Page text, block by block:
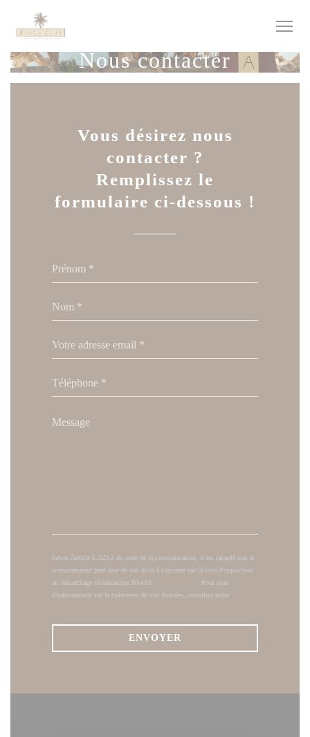
Nous contacter
Vous désirez nous
contacter ?
Remplissez le
formulaire ci-dessous !
Selon l'article L.223-2 du code de la consommation, il est rappelé que le
consommateur peut user de son droit à s'inscrire sur la liste d'opposition
au démarchage téléphonique Bloctel :
. Pour plus
d'informations sur le traitement de vos données, consultez notre